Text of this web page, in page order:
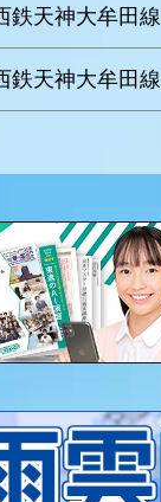
鉄天神大牟田線
鉄天神大牟田線